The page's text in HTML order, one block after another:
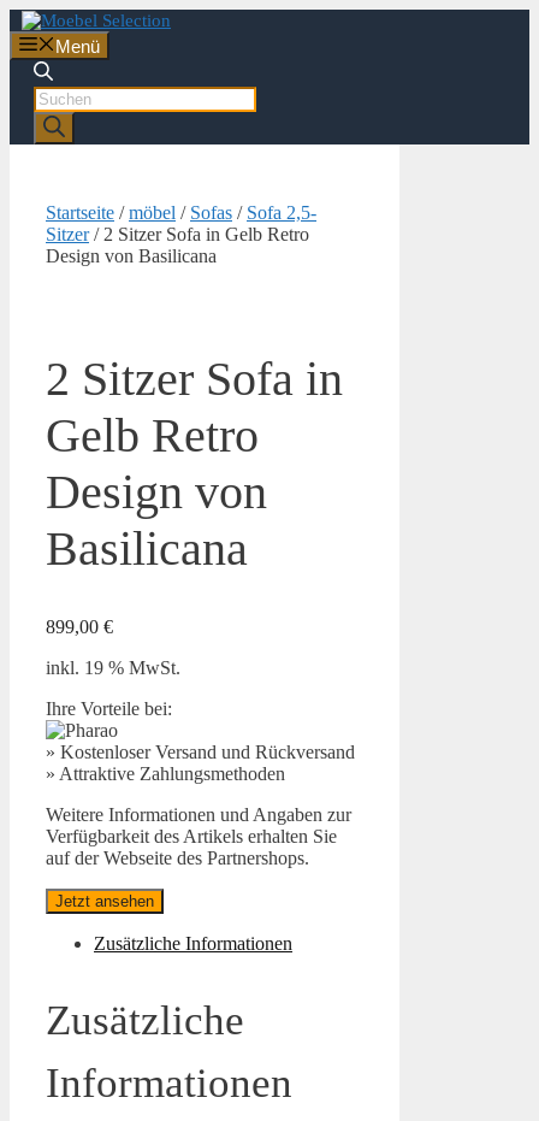
Zum
Inhalt
springen
Menü
Products
search
Startseite /möbel / Sofas / Sofa 2,5-
Sitzer/ 2 Sitzer Sofa in Gelb Retro
Design von Basilicana
2 Sitzer Sofa in
Gelb Retro
Design von
Basilicana
899,00 €
inkl. 19 % MwSt.
Ihre Vorteile bei:
» Kostenloser Versand und Rückversand
» Attraktive Zahlungsmethoden
Weitere Informationen und Angaben zur
Verfügbarkeit des Artikels erhalten Sie
auf der Webseite des Partnershops.
Jetzt ansehen
Zusätzliche Informationen
Zusätzliche
Informationen